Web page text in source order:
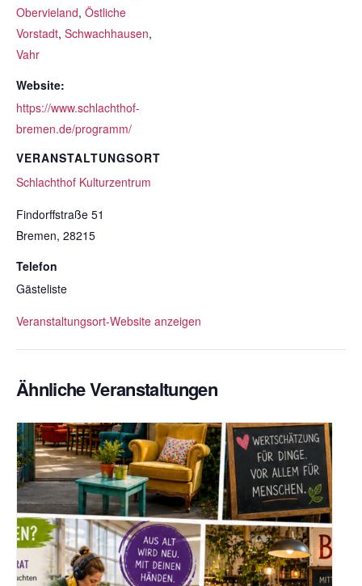
Obervieland, Östliche
Vorstadt, Schwachhausen,
Vahr
Website:
https://www.schlachthof-
bremen.de/programm/
VERANSTALTUNGSORT
Schlachthof Kulturzentrum
Findorffstraße 51
Bremen, 28215
Telefon
Gästeliste
Veranstaltungsort-Website anzeigen
Ähnliche Veranstaltungen